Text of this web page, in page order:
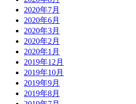
2020年7月
2020年6月
2020年3月
2020年2月
2020年1月
2019年12月
2019年10月
2019年9月
2019年8月